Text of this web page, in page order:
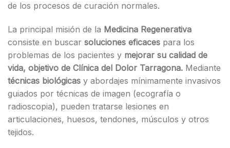
de los procesos de curación normales.
La principal misión de la Medicina Regenerativa
consiste en buscar soluciones eficaces para los
problemas de los pacientes y mejorar su calidad de
vida, objetivo de Clínica del Dolor Tarragona. Mediante
técnicas biológicas y abordajes mínimamente invasivos
guiados por técnicas de imagen (ecografía o
radioscopia), pueden tratarse lesiones en
articulaciones, huesos, tendones, músculos y otros
tejidos.